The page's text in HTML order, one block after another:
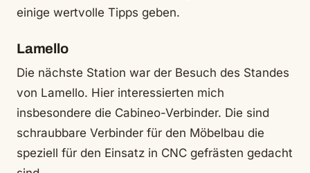
einige wertvolle Tipps geben.
Lamello
Die nächste Station war der Besuch des Standes
von Lamello. Hier interessierten mich
insbesondere die Cabineo-Verbinder. Die sind
schraubbare Verbinder für den Möbelbau die
speziell für den Einsatz in CNC gefrästen gedacht